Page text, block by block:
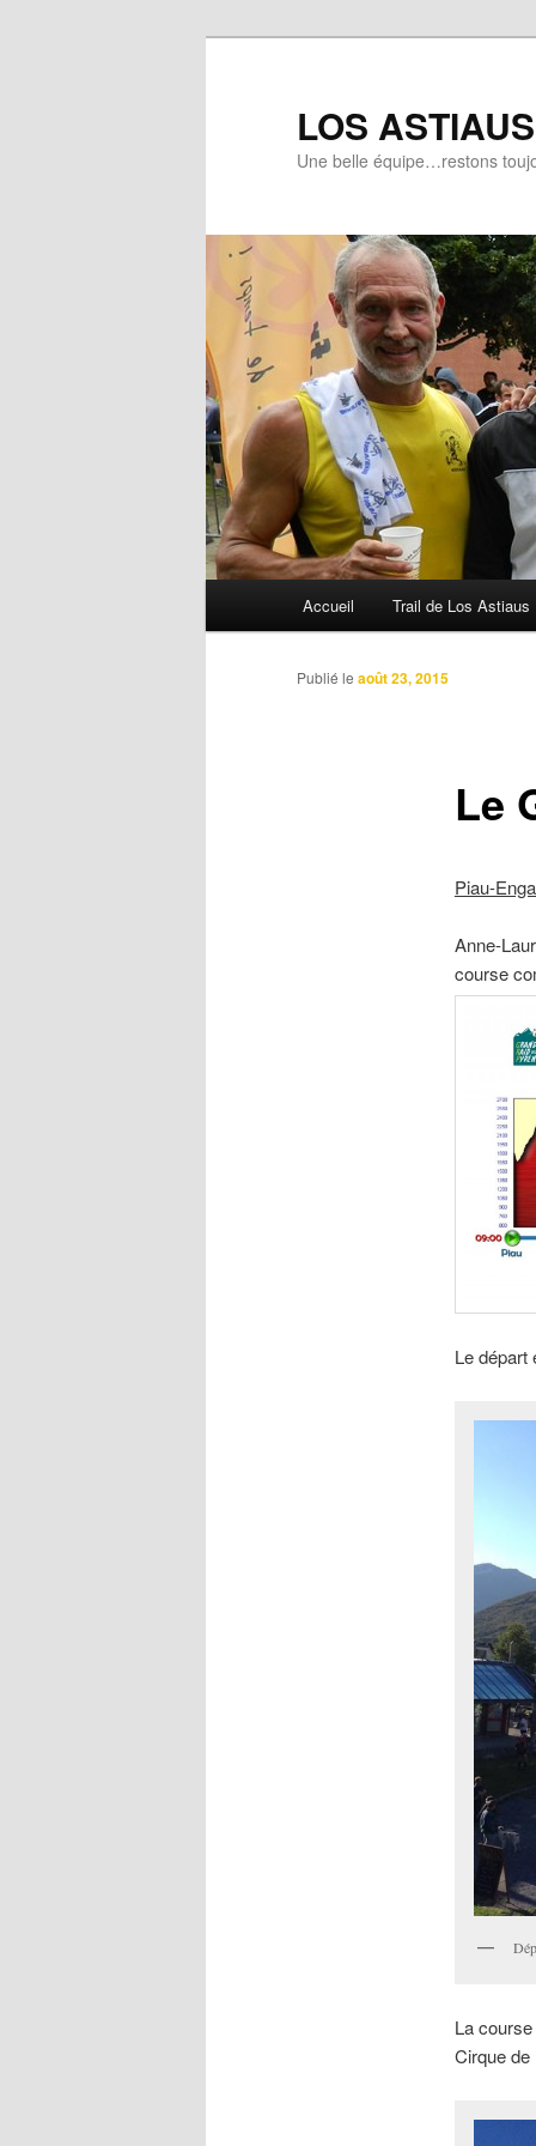
LOS
Une belle équipe…restons
Accueil Trail de Los Astiaus
Le
Publié le août 23, 2015
Piau-
Anne-
course
Le départ
La
Cirque de